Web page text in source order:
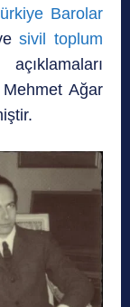
Barolar
sivil toplum
Ağar